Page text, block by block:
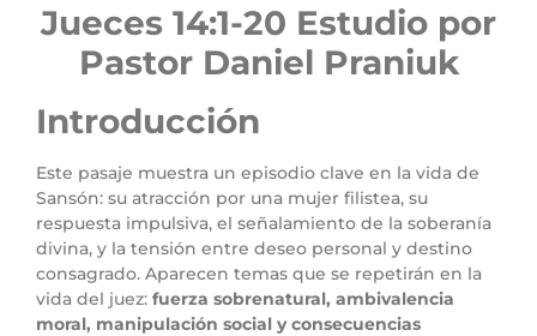
Jueces 14:1-20 Estudio por
Pastor Daniel Praniuk
Introducción
Este pasaje muestra un episodio clave en la vida de
Sansón: su atracción por una mujer filistea, su
respuesta impulsiva, el señalamiento de la soberanía
divina, y la tensión entre deseo personal y destino
consagrado. Aparecen temas que se repetirán en la
vida del juez: fuerza sobrenatural, ambivalencia
moral, manipulación social y consecuencias